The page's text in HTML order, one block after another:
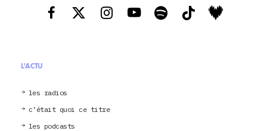
L'ACTU
les radios
c’était quoi ce titre
les podcasts